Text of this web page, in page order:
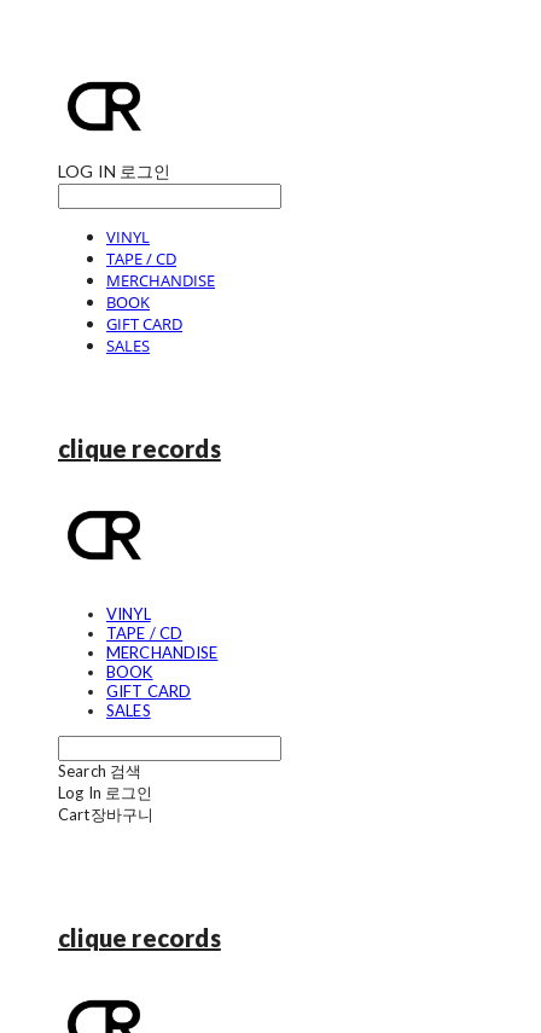
LOG IN 로그인
VINYL
TAPE / CD
MERCHANDISE
BOOK
GIFT CARD
SALES
clique records
VINYL
TAPE / CD
MERCHANDISE
BOOK
GIFT CARD
SALES
Search 검색
Log In 로그인
Cart장바구니
clique records